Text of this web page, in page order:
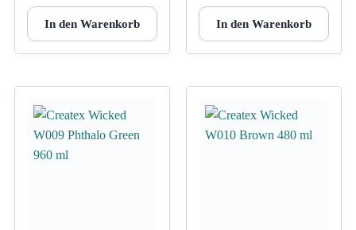
In den Warenkorb In den Warenkorb